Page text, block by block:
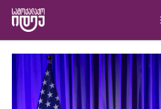
content
navigation